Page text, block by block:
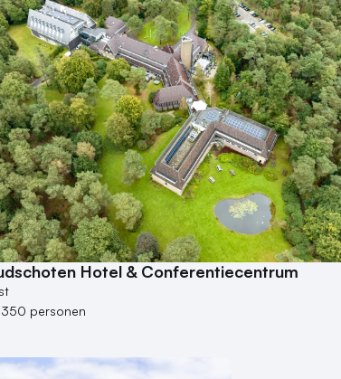
Hotel & Conferentiecentrum
personen